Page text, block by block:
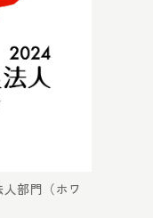
部門（ホワ